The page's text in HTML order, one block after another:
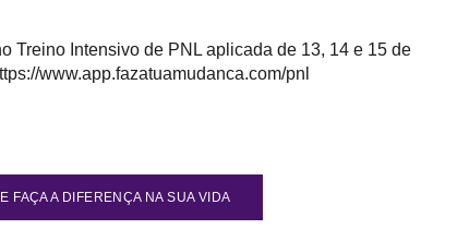
Treino Intensivo de PNL aplicada de 13, 14 e 15 de
www.app.fazatuamudanca.com/pnl
FAÇA A DIFERENÇA NA SUA VIDA